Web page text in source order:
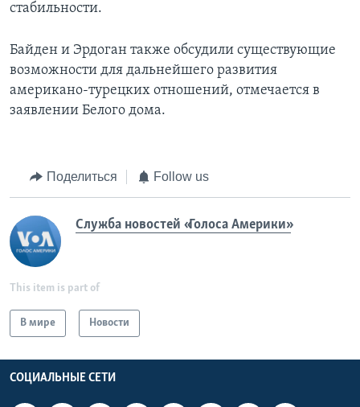
стабильности.
Байден и Эрдоган также обсудили существующие
возможности для дальнейшего развития
американо-турецких отношений, отмечается в
заявлении Белого дома.
Поделиться Follow us
Служба новостей «Голоса Америки»
This item is part of
В мире Новости
СОЦИАЛЬНЫЕ СЕТИ